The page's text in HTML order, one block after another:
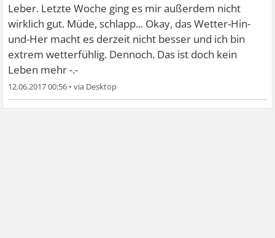
Leber. Letzte Woche ging es mir außerdem nicht
wirklich gut. Müde, schlapp... Okay, das Wetter-Hin-
und-Her macht es derzeit nicht besser und ich bin
extrem wetterfühlig. Dennoch. Das ist doch kein
Leben mehr -.-
12.06.2017 00:56 •